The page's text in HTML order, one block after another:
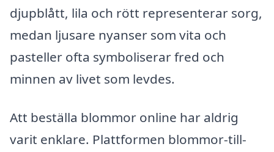
djupblått, lila och rött representerar sorg,
medan ljusare nyanser som vita och
pasteller ofta symboliserar fred och
minnen av livet som levdes.
Att beställa blommor online har aldrig
varit enklare. Plattformen blommor-till-